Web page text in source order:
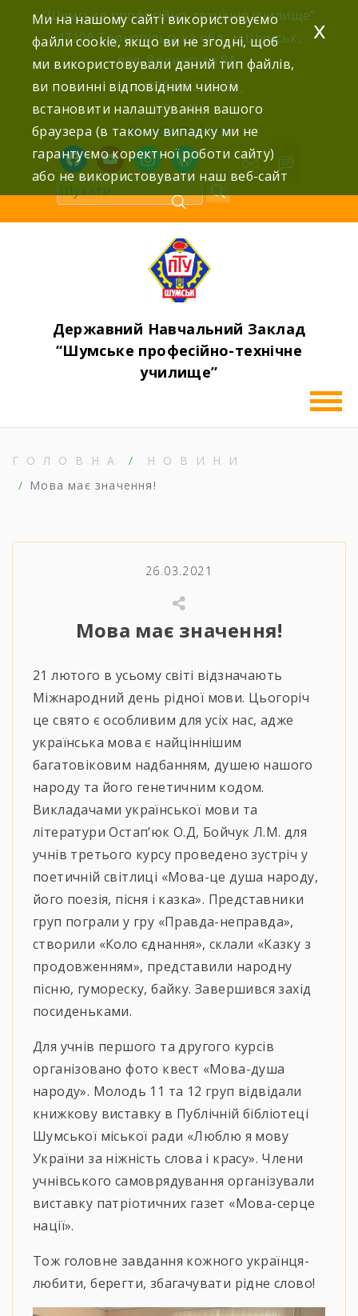
content
“Шумське професійно-технічне училище”
47100 Тернопільська обл., м.Шумськ,
вул. Волинська 8А,
тел: (03558) 2-22-76,
2-25-42,
shumdnz@ukr.net
facebookyoutubeinstagramwordpress
Державний Навчальний Заклад
“Шумське професійно-технічне
училище”
ГОЛОВНА
НОВИНИ
Мова має значення!
26.03.2021
Мова має значення!
21 лютого в усьому світі відзначають
Міжнародний день рідної мови. Цьогоріч
це свято є особливим для усіх нас, адже
українська мова є найціннішим
багатовіковим надбанням, душею нашого
народу та його генетичним кодом.
Викладачами української мови та
літератури Остап’юк О.Д, Бойчук Л.М. для
учнів третього курсу проведено зустріч у
поетичній світлиці «Мова-це душа народу,
його поезія, пісня і казка». Представники
груп пограли у гру «Правда-неправда»,
створили «Коло єднання», склали «Казку з
продовженням», представили народну
пісню, гумореску, байку. Завершився захід
посиденьками.
Для учнів першого та другого курсів
організовано фото квест «Мова-душа
народу». Молодь 11 та 12 груп відвідали
книжкову виставку в Публічній бібліотеці
Шумської міської ради «Люблю я мову
України за ніжність слова і красу». Члени
учнівського самоврядування організували
виставку патріотичних газет «Мова-серце
нації».
Тож головне завдання кожного українця-
любити, берегти, збагачувати рідне слово!
Ми на нашому сайті використовуємо
файли cookie, якщо ви не згодні, щоб
ми використовували даний тип файлів,
ви повинні відповідним чином
встановити налаштування вашого
браузера (в такому випадку ми не
гарантуємо коректної роботи сайту)
або не використовувати наш веб-сайт
x